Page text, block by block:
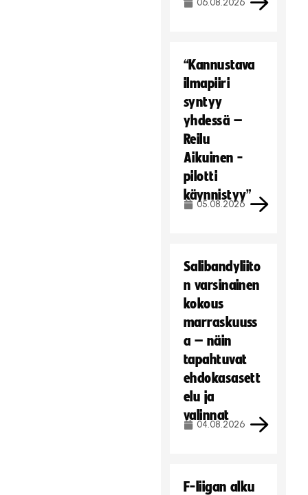
06.08.2026
“Kannustava
ilmapiiri
syntyy
yhdessä –
Reilu
Aikuinen -
pilotti
käynnistyy”
05.08.2026
Salibandyliito
n varsinainen
kokous
marraskuuss
a – näin
tapahtuvat
ehdokasasett
elu ja
valinnat
04.08.2026
F-liigan alku